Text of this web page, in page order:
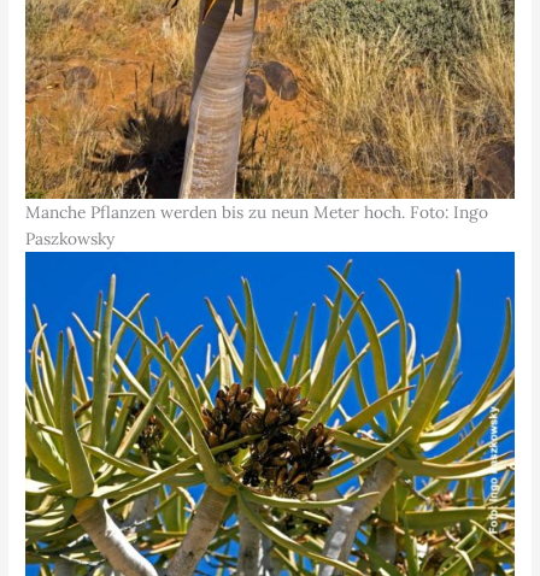
Manche Pflanzen werden bis zu neun Meter hoch. Foto: Ingo
Paszkowsky